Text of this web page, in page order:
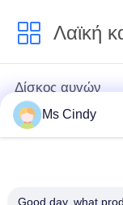
Λαϊκή
Δίσκος αυγών
εγγράφου που
κατασκευάζει τη
μηχανή
Ms Cindy
Good day, what